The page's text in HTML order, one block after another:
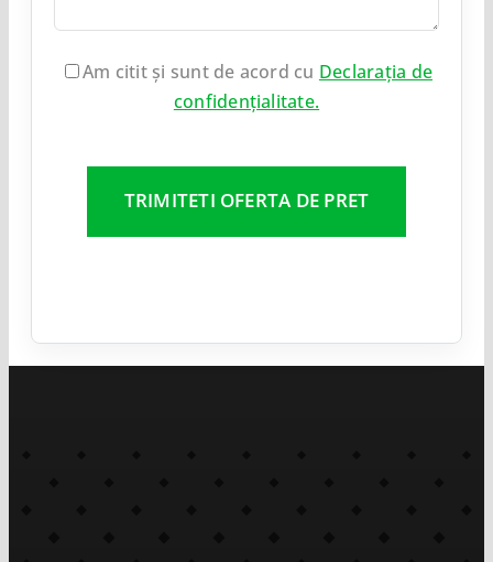
Am citit și sunt de acord cu Declarația de
confidențialitate.